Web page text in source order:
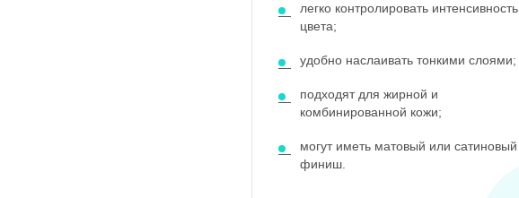
легко контролировать интенсивность
цвета;
удобно наслаивать тонкими слоями;
подходят для жирной и
комбинированной кожи;
могут иметь матовый или сатиновый
финиш.